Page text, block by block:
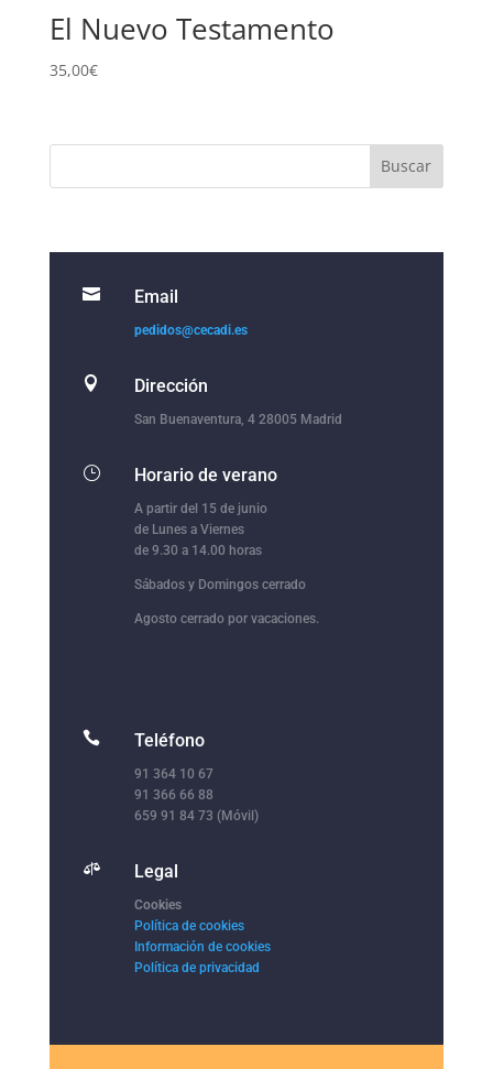
El Nuevo Testamento
35,00€
 Email
pedidos@cecadi.es
 Dirección
San Buenaventura, 4 28005 Madrid
} Horario de verano
A partir del 15 de junio
de Lunes a Viernes
de 9.30 a 14.00 horas
Sábados y Domingos cerrado
Agosto cerrado por vacaciones.
 Teléfono
91 364 10 67
91 366 66 88
659 91 84 73 (Móvil)
 Legal
Cookies
Política de cookies
Información de cookies
Política de privacidad